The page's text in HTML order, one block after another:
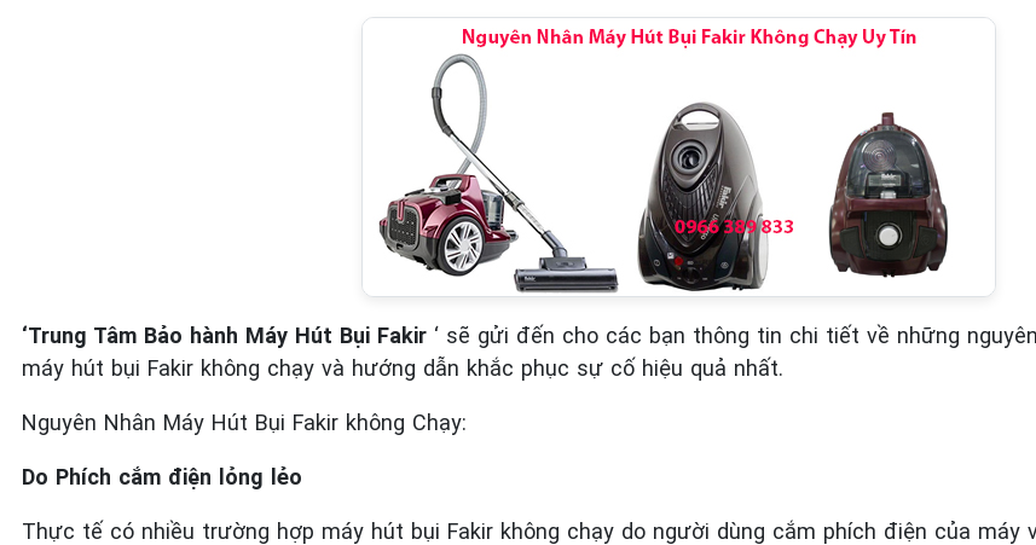
‘Trung Tâm Bảo hành Máy Hút Bụi Fakir ‘ sẽ gửi đến cho các bạn thông tin chi tiết về những
máy hút bụi Fakir không chạy và hướng dẫn khắc phục sự cố hiệu quả nhất.
Nguyên Nhân Máy Hút Bụi Fakir không Chạy:
Do Phích cắm điện lỏng lẻo
Thực tế có nhiều trường hợp máy hút bụi Fakir không chạy do người dùng cắm phích điện của máy